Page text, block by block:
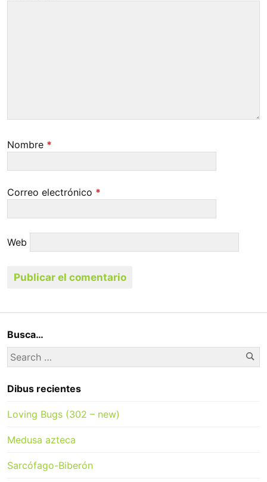
Nombre *
Correo electrónico *
Web
Busca…
Search
for:
Dibus recientes
Loving Bugs (302 – new)
Medusa azteca
Sarcófago-Biberón